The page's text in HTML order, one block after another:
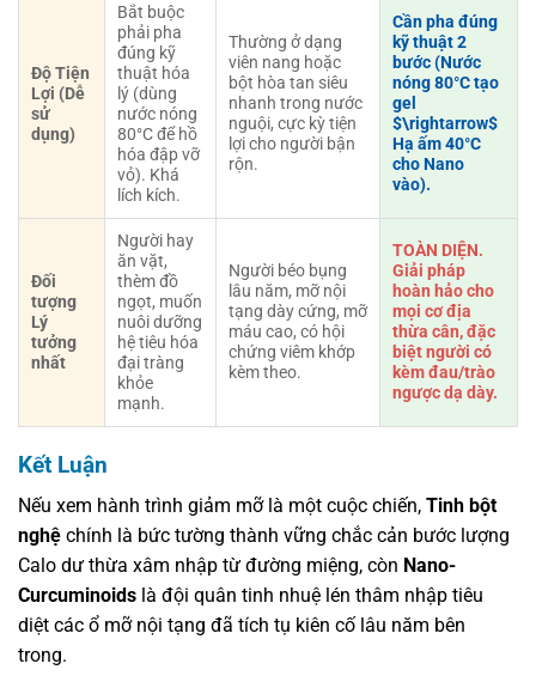
Độ Tiện
Lợi (Dễ
sử
dụng)
Bắt buộc
phải pha
đúng kỹ
thuật hóa
lý (dùng
nước nóng
80°C để hồ
hóa đập vỡ
vỏ). Khá
lích kích.
Thường ở dạng
viên nang hoặc
bột hòa tan siêu
nhanh trong nước
nguội, cực kỳ tiện
lợi cho người bận
rộn.
Cần pha đúng
kỹ thuật 2
bước (Nước
nóng 80°C tạo
gel
$\rightarrow$
Hạ ấm 40°C
cho Nano
vào).
Đối
tượng
Lý
tưởng
nhất
Người hay
ăn vặt,
thèm đồ
ngọt, muốn
nuôi dưỡng
hệ tiêu hóa
đại tràng
khỏe
mạnh.
Người béo bụng
lâu năm, mỡ nội
tạng dày cứng, mỡ
máu cao, có hội
chứng viêm khớp
kèm theo.
TOÀN DIỆN.
Giải pháp
hoàn hảo cho
mọi cơ địa
thừa cân, đặc
biệt người có
kèm đau/trào
ngược dạ dày.
Kết Luận
Nếu xem hành trình giảm mỡ là một cuộc chiến, Tinh bột
nghệ chính là bức tường thành vững chắc cản bước lượng
Calo dư thừa xâm nhập từ đường miệng, còn Nano-
Curcuminoids là đội quân tinh nhuệ lén thâm nhập tiêu
diệt các ổ mỡ nội tạng đã tích tụ kiên cố lâu năm bên
trong.